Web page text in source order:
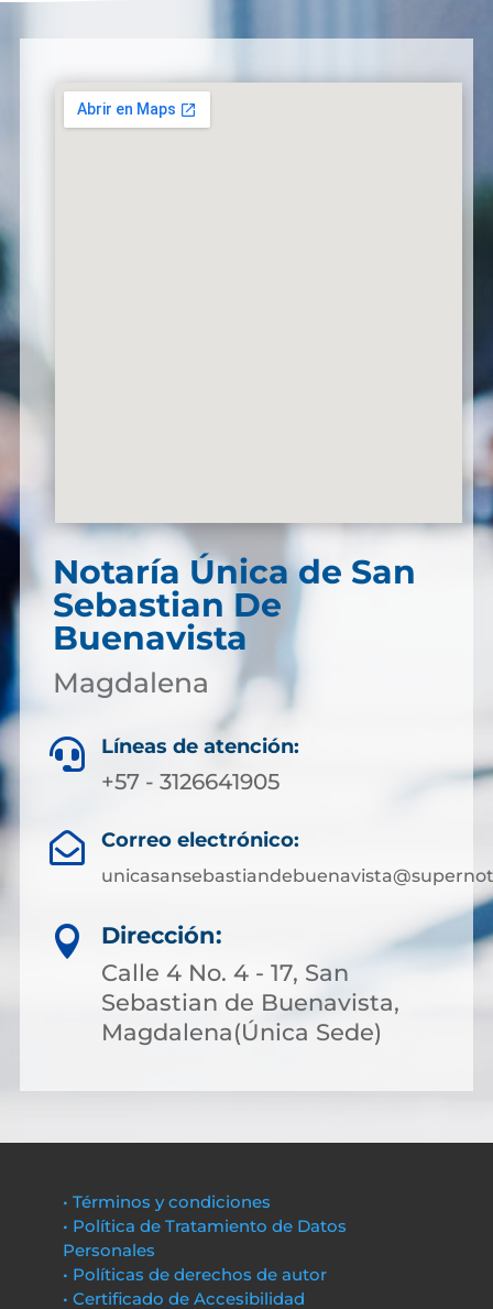
Notaría Única de San
Sebastian De
Buenavista
Magdalena
 Líneas de atención:
+57 - 3126641905
 Correo electrónico:

Dirección:
Calle 4 No. 4 - 17, San
Sebastian de Buenavista,
Magdalena(Única Sede)
• Términos y condiciones
• Política de Tratamiento de Datos
Personales
• Políticas de derechos de autor
• Certificado de Accesibilidad